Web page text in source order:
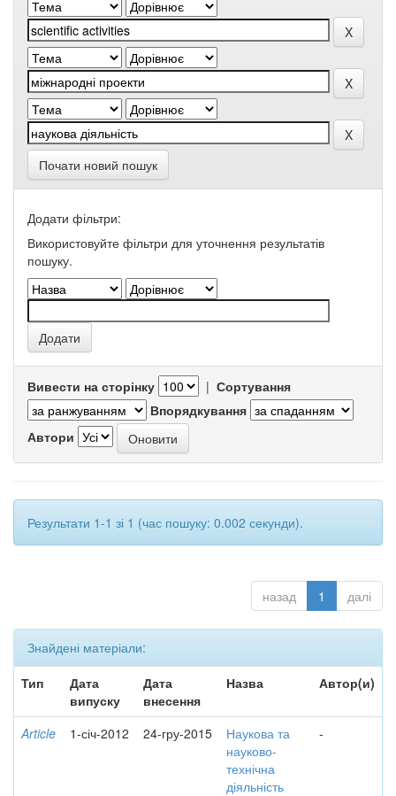
Почати новий пошук
Додати фільтри:
Використовуйте фільтри для уточнення результатів
пошуку.
Вивести на сторінку | Сортування
Впорядкування
Автори
Результати 1-1 зі 1 (час пошуку: 0.002 секунди).
назад 1 далі
Знайдені матеріали:
Тип
Дата
випуску
Дата
внесення
Назва Автор(и)
Article 1-січ-2012 24-гру-2015
Наукова та
науково-
технічна
діяльність
-